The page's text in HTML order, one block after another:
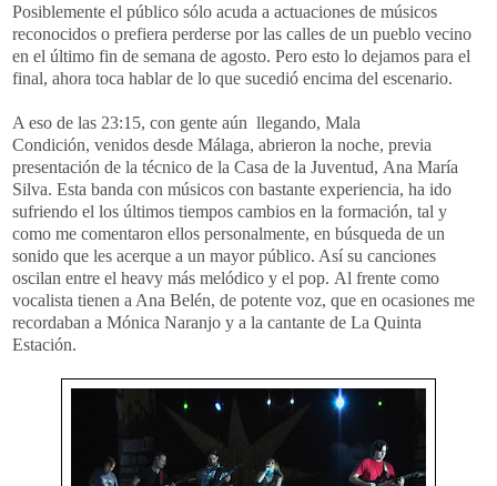
Posiblemente el público sólo acuda a actuaciones de músicos
reconocidos o prefiera perderse por las calles de un pueblo vecino
en el último fin de semana de agosto. Pero esto lo dejamos para el
final, ahora toca hablar de lo que sucedió encima del escenario.
A eso de las 23:15, con gente aún llegando, Mala
Condición, venidos desde Málaga, abrieron la noche, previa
presentación de la técnico de la Casa de la Juventud, Ana María
Silva. Esta banda con músicos con bastante experiencia, ha ido
sufriendo el los últimos tiempos cambios en la formación, tal y
como me comentaron ellos personalmente, en búsqueda de un
sonido que les acerque a un mayor público. Así su canciones
oscilan entre el heavy más melódico y el pop. Al frente como
vocalista tienen a Ana Belén, de potente voz, que en ocasiones me
recordaban a Mónica Naranjo y a la cantante de La Quinta
Estación.